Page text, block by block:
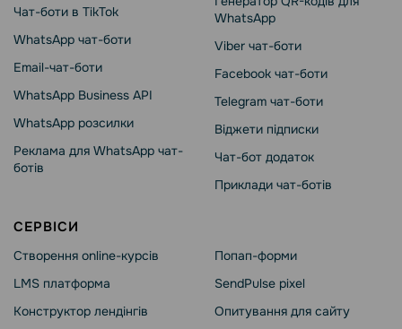
Чат-боти в TikTok
WhatsApp чат-боти
Email-чат-боти
WhatsApp Business API
WhatsApp розсилки
Реклама для WhatsApp чат-
ботів
WhatsApp
Viber чат-боти
Facebook чат-боти
Telegram чат-боти
Віджети підписки
Чат-бот додаток
Приклади чат-ботів
СЕРВІСИ
Створення online-курсів
LMS платформа
Конструктор лендінгів
Попап-форми
SendPulse pixel
Опитування для сайту